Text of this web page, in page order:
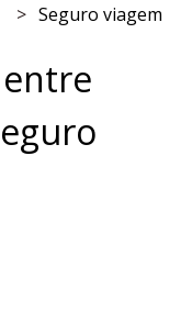
Seguro viagem